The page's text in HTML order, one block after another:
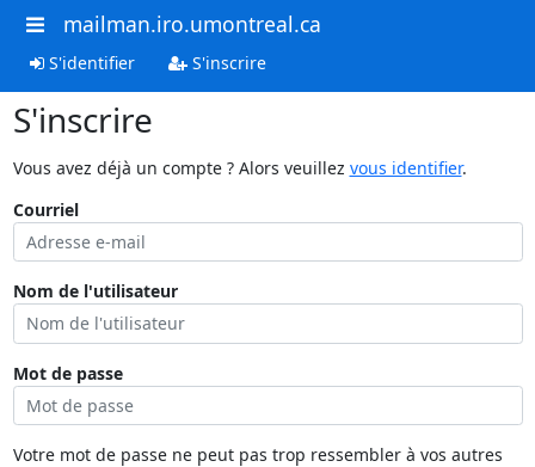
mailman.iro.umontreal.ca
S'identifier S'inscrire
S'inscrire
Vous avez déjà un compte ? Alors veuillez vous identifier.
Courriel
Nom de l'utilisateur
Mot de passe
Votre mot de passe ne peut pas trop ressembler à vos autres